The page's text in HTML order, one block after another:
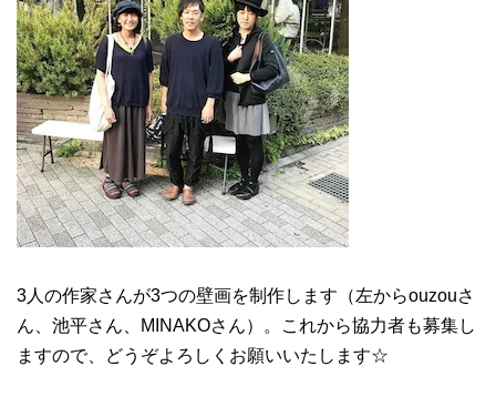
3人の作家さんが3つの壁画を制作します（左からouzouさ
ん、池平さん、MINAKOさん）。これから協力者も募集し
ますので、どうぞよろしくお願いいたします☆